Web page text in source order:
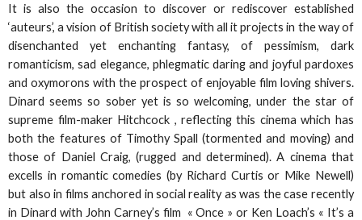
It is also the occasion to discover or rediscover established
‘auteurs’, a vision of British society with all it projects in the way of
disenchanted yet enchanting fantasy, of pessimism, dark
romanticism, sad elegance, phlegmatic daring and joyful pardoxes
and oxymorons with the prospect of enjoyable film loving shivers.
Dinard seems so sober yet is so welcoming, under the star of
supreme film-maker Hitchcock , reflecting this cinema which has
both the features of Timothy Spall (tormented and moving) and
those of Daniel Craig, (rugged and determined). A cinema that
excells in romantic comedies (by Richard Curtis or Mike Newell)
but also in films anchored in social reality as was the case recently
in Dinard with John Carney’s film « Once » or Ken Loach’s « It’s a